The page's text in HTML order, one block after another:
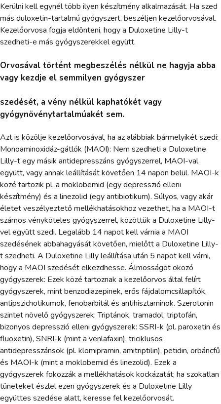
Kerülni kell egynél több ilyen készítmény alkalmazását. Ha szed
más duloxetin-tartalmú gyógyszert, beszéljen kezelőorvosával.
Kezelőorvosa fogja eldönteni, hogy a Duloxetine Lilly-t
szedheti-e más gyógyszerekkel együtt.
Orvosával történt megbeszélés nélkül ne hagyja abba
vagy kezdje el semmilyen gyógyszer
szedését, a vény nélkül kaphatókét vagy
gyógynövénytartalmúakét sem.
Azt is közölje kezelőorvosával, ha az alábbiak bármelyikét szedi:
Monoaminoxidáz-gátlók (MAOI): Nem szedheti a Duloxetine
Lilly-t egy másik antidepresszáns gyógyszerrel, MAOI-val
együtt, vagy annak leállítását követően 14 napon belül. MAOI-k
közé tartozik pl. a moklobemid (egy depresszió elleni
készítmény) és a linezolid (egy antibiotikum). Súlyos, vagy akár
életet veszélyeztető mellékhatásokhoz vezethet, ha a MAOI-t
számos vényköteles gyógyszerrel, közöttük a Duloxetine Lilly-
vel együtt szedi. Legalább 14 napot kell várnia a MAOI
szedésének abbahagyását követően, mielőtt a Duloxetine Lilly-
t szedheti. A Duloxetine Lilly leállítása után 5 napot kell várni,
hogy a MAOI szedését elkezdhesse. Álmosságot okozó
gyógyszerek: Ezek közé tartoznak a kezelőorvos által felírt
gyógyszerek, mint benzodiazepinek, erős fájdalomcsillapítók,
antipszichotikumok, fenobarbitál és antihisztaminok. Szerotonin
szintet növelő gyógyszerek: Triptánok, tramadol, triptofán,
bizonyos depresszió elleni gyógyszerek: SSRI-k (pl. paroxetin és
fluoxetin), SNRI-k (mint a venlafaxin), triciklusos
antidepresszánsok (pl. klomipramin, amitriptilin), petidin, orbáncfű
és MAOI-k (mint a moklobemid és linezolid). Ezek a
gyógyszerek fokozzák a mellékhatások kockázatát; ha szokatlan
tüneteket észlel ezen gyógyszerek és a Duloxetine Lilly
együttes szedése alatt, keresse fel kezelőorvosát.